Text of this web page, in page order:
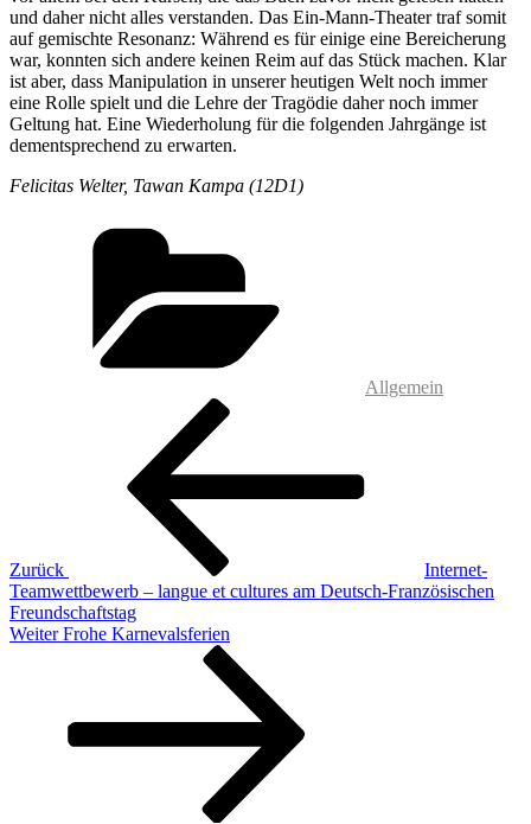
und daher nicht alles verstanden. Das Ein-Mann-Theater traf somit
auf gemischte Resonanz: Während es für einige eine Bereicherung
war, konnten sich andere keinen Reim auf das Stück machen. Klar
ist aber, dass Manipulation in unserer heutigen Welt noch immer
eine Rolle spielt und die Lehre der Tragödie daher noch immer
Geltung hat. Eine Wiederholung für die folgenden Jahrgänge ist
dementsprechend zu erwarten.
Felicitas Welter, Tawan Kampa (12D1)
Allgemein
Beitragsnavigation
Zurück
Internet-
Teamwettbewerb – langue et cultures am Deutsch-Französischen
Freundschaftstag
Nächster
Weiter Frohe Karnevalsferien